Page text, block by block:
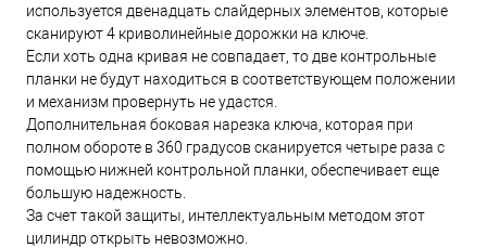
используется двенадцать слайдерных элементов, которые
сканируют 4 криволинейные дорожки на ключе.
Если хоть одна кривая не совпадает, то две контрольные
планки не будут находиться в соответствующем положении
и механизм провернуть не удастся.
Дополнительная боковая нарезка ключа, которая при
полном обороте в 360 градусов сканируется четыре раза с
помощью нижней контрольной планки, обеспечивает еще
большую надежность.
За счет такой защиты, интеллектуальным методом этот
цилиндр открыть невозможно.